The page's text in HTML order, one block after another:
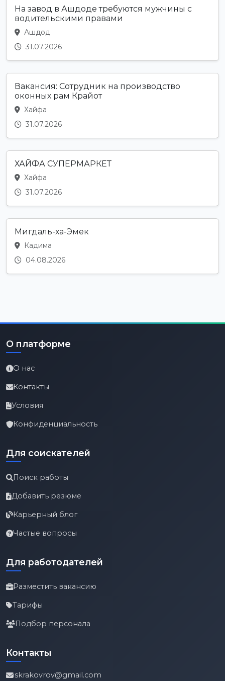
На завод в Ашдоде требуются мужчины с
водительскими правами
Ашдод
31.07.2026
Вакансия: Сотрудник на производство
оконных рам Крайот
Хайфа
31.07.2026
ХАЙФА СУПЕРМАРКЕТ
Хайфа
31.07.2026
Мигдаль-ха-Эмек
Кадима
04.08.2026
О платформе
О нас
Контакты
Условия
Конфиденциальность
Для соискателей
Поиск работы
Добавить резюме
Карьерный блог
Частые вопросы
Для работодателей
Разместить вакансию
Тарифы
Подбор персонала
Контакты
iskrakovrov@gmail.com